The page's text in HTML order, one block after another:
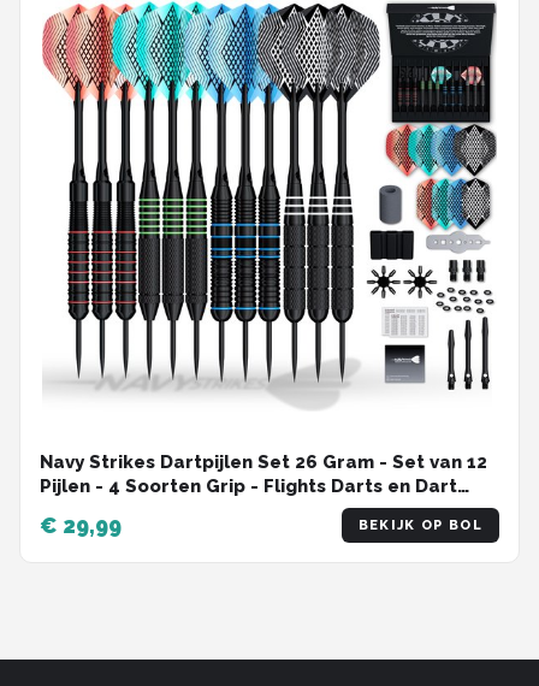
Navy Strikes Dartpijlen Set 26 Gram - Set van 12
Pijlen - 4 Soorten Grip - Flights Darts en Dart
Shafts - Darten - 108 Delige Set - Incl Add-a-
Gram 27 Gram
€ 29,99 BEKIJK OP BOL